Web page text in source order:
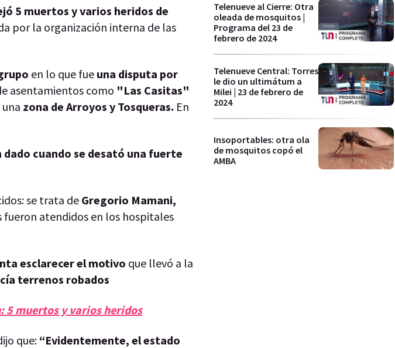
5 muertos y varios heridos de
por la organización interna de las
en lo que fue una disputa por
asentamientos como "Las Casitas"
zona de Arroyos y Tosqueras. En
dado cuando se desató una fuerte
se trata deGregorio Mamani,
fueron atendidos en los hospitales
esclarecer el motivo que llevó a la
terrenos robados
5 muertos y varios heridos
que:“Evidentemente, el estado
Telenueve al Cierre: Otra
oleada de mosquitos |
Programa del 23 de
febrero de 2024
Telenueve Central: Torres
le dio un ultimátum a
Milei | 23 de febrero de
2024
Insoportables: otra ola
de mosquitos copó el
AMBA